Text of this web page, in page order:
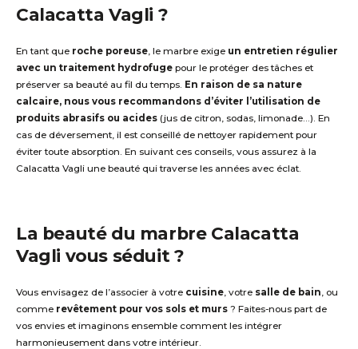
Calacatta Vagli ?
En tant que roche poreuse, le marbre exige un entretien régulier
avec un traitement hydrofuge pour le protéger des tâches et
préserver sa beauté au fil du temps. En raison de sa nature
calcaire, nous vous recommandons d’éviter l’utilisation de
produits abrasifs ou acides (jus de citron, sodas, limonade…). En
cas de déversement, il est conseillé de nettoyer rapidement pour
éviter toute absorption. En suivant ces conseils, vous assurez à la
Calacatta Vagli une beauté qui traverse les années avec éclat.
La beauté du marbre Calacatta
Vagli vous séduit ?
Vous envisagez de l’associer à votre cuisine, votre salle de bain, ou
comme revêtement pour vos sols et murs ? Faites-nous part de
vos envies et imaginons ensemble comment les intégrer
harmonieusement dans votre intérieur.